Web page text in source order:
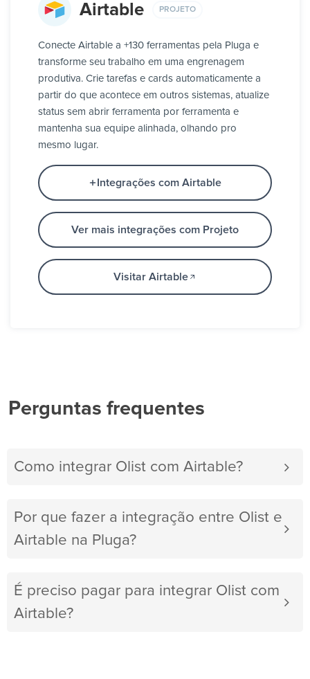
Airtable PROJETO
Conecte Airtable a +130 ferramentas pela Pluga e
transforme seu trabalho em uma engrenagem
produtiva. Crie tarefas e cards automaticamente a
partir do que acontece em outros sistemas, atualize
status sem abrir ferramenta por ferramenta e
mantenha sua equipe alinhada, olhando pro
mesmo lugar.
Integrações com Airtable
Ver mais integrações com Projeto
Visitar Airtable
Perguntas frequentes
Como integrar Olist com Airtable?
Por que fazer a integração entre Olist e
Airtable na Pluga?
É preciso pagar para integrar Olist com
Airtable?